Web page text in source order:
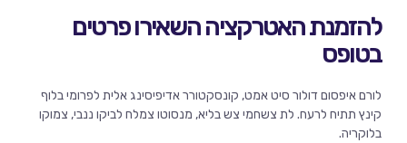
להזמנת האטרקציה השאירו פרטים
בטופס
לורם איפסום דולור סיט אמט, קונסקטורר אדיפיסינג אלית לפרומי בלוף
קינץ תתיח לרעח. לת צשחמי צש בליא, מנסוטו צמלח לביקו ננבי, צמוקו
בלוקריה.